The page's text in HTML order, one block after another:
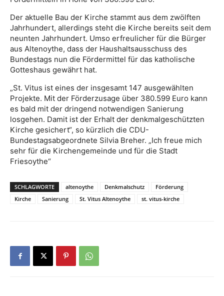
Der aktuelle Bau der Kirche stammt aus dem zwölften
Jahrhundert, allerdings steht die Kirche bereits seit dem
neunten Jahrhundert. Umso erfreulicher für die Bürger
aus Altenoythe, dass der Haushaltsausschuss des
Bundestags nun die Fördermittel für das katholische
Gotteshaus gewährt hat.
„St. Vitus ist eines der insgesamt 147 ausgewählten
Projekte. Mit der Förderzusage über 380.599 Euro kann
es bald mit der dringend notwendigen Sanierung
losgehen. Damit ist der Erhalt der denkmalgeschützten
Kirche gesichert“, so kürzlich die CDU-
Bundestagsabgeordnete Silvia Breher. „Ich freue mich
sehr für die Kirchengemeinde und für die Stadt
Friesoythe“
SCHLAGWORTE altenoythe Denkmalschutz
Förderung
Kirche
Sanierung St. Vitus Altenoythe st. vitus-kirche